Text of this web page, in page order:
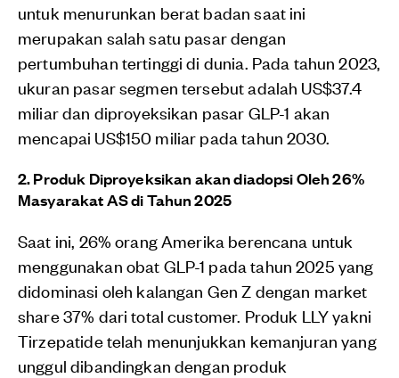
untuk menurunkan berat badan saat ini
merupakan salah satu pasar dengan
pertumbuhan tertinggi di dunia. Pada tahun 2023,
ukuran pasar segmen tersebut adalah US$37.4
miliar dan diproyeksikan pasar GLP-1 akan
mencapai US$150 miliar pada tahun 2030.
2. Produk Diproyeksikan akan diadopsi Oleh 26%
Masyarakat AS di Tahun 2025
Saat ini, 26% orang Amerika berencana untuk
menggunakan obat GLP-1 pada tahun 2025 yang
didominasi oleh kalangan Gen Z dengan market
share 37% dari total customer. Produk LLY yakni
Tirzepatide telah menunjukkan kemanjuran yang
unggul dibandingkan dengan produk